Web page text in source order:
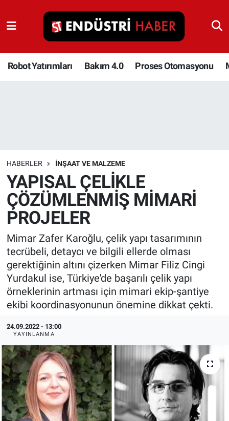
Robot Yatırımları Bakım 4.0 Proses Otomasyonu
HABERLER İNŞAAT VE MALZEME
YAPISAL ÇELİKLE
ÇÖZÜMLENMİŞ MİMARİ
PROJELER
Mimar Zafer Karoğlu, çelik yapı tasarımının
tecrübeli, detaycı ve bilgili ellerde olması
gerektiğinin altını çizerken Mimar Filiz Cingi
Yurdakul ise, Türkiye'de başarılı çelik yapı
örneklerinin artması için mimari ekip-şantiye
ekibi koordinasyonunun önemine dikkat çekti.
24.09.2022 - 13:00
YAYINLANMA
Robot Yatırımları
Bakım 4.0
Depolama Çözümleri
İnşaat ve Malzeme
HaberOrtak
EndüstriST
Enerjisini Üreten Fabrikalar
Endüstri 4.0 Uygulamaları
Ağır Sanayi Çözümleri